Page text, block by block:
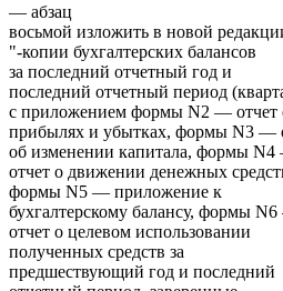
— абзац
восьмой изложить в новой
"-копии бухгалтерских балансов
за последний отчетный год и
последний отчетный период
с приложением формы N2 — отчет
прибылях и убытках, формы N3 —
об изменении капитала, формы
отчет о движении денежных
формы N5 — приложение к
бухгалтерскому балансу, формы
отчет о целевом использовании
полученных средств за
предшествующий год и последний